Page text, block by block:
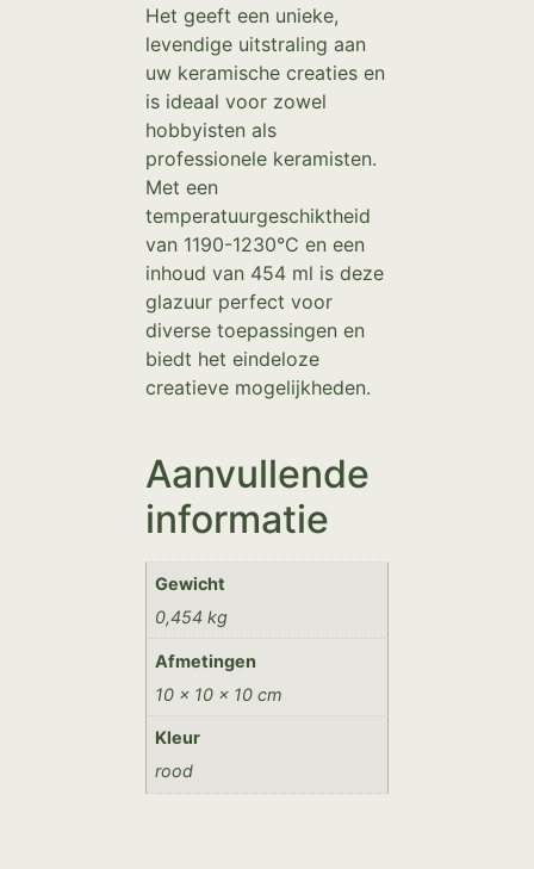
Het geeft een unieke,
levendige uitstraling aan
uw keramische creaties en
is ideaal voor zowel
hobbyisten als
professionele keramisten.
Met een
temperatuurgeschiktheid
van 1190-1230°C en een
inhoud van 454 ml is deze
glazuur perfect voor
diverse toepassingen en
biedt het eindeloze
creatieve mogelijkheden.
Aanvullende
informatie
Gewicht
0,454 kg
Afmetingen
10 × 10 × 10 cm
Kleur
rood